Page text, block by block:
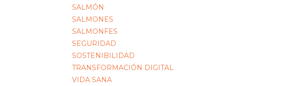
SALMÓN
SALMONES
SALMONFES
SEGURIDAD
SOSTENIBILIDAD
TRANSFORMACIÓN DIGITAL
VIDA SANA